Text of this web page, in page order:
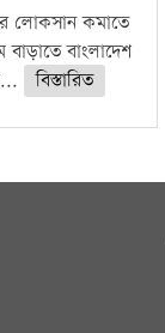
লোকসান কমাতে
বাড়াতে বাংলাদেশ
বিস্তারিত